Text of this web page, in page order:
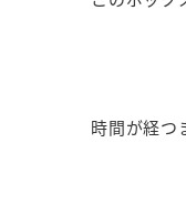
時間が経